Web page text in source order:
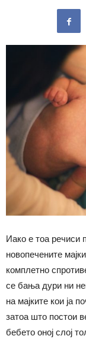
Иако е тоа речиси
новопечените
комплетно
се бања дури ни
на мајките кои ја
затоа што постои
бебето оној слој